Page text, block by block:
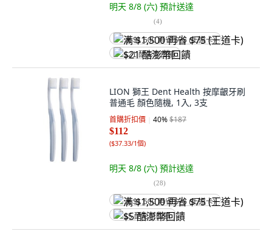
明天 8/8 (六) 預計送達
(4)
满 $1,500 再省 $75 (王道卡)
$21 酷澎幣回饋
LION 獅王 Dent Health 按摩齦牙刷
普通毛 顏色隨機, 1入, 3支
首購折扣價 40%$187
$112
($37.33/1個)
明天 8/8 (六) 預計送達
(28)
满 $1,500 再省 $75 (王道卡)
$5 酷澎幣回饋